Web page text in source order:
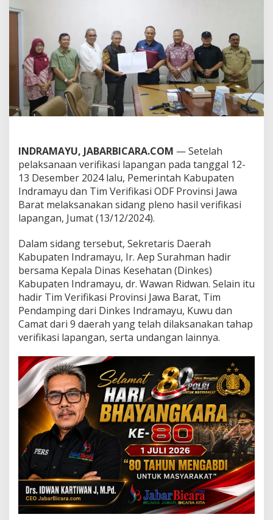
a
y
u
h
P
r
e
i
k
t
O
F
1
0
0
P
e
r
INDRAMAYU, JABARBICARA.COM — Setelah
pelaksanaan verifikasi lapangan pada tanggal 12-
13 Desember 2024 lalu, Pemerintah Kabupaten
Indramayu dan Tim Verifikasi ODF Provinsi Jawa
Barat melaksanakan sidang pleno hasil verifikasi
lapangan, Jumat (13/12/2024).
Dalam sidang tersebut, Sekretaris Daerah
Kabupaten Indramayu, Ir. Aep Surahman hadir
bersama Kepala Dinas Kesehatan (Dinkes)
Kabupaten Indramayu, dr. Wawan Ridwan. Selain itu
hadir Tim Verifikasi Provinsi Jawa Barat, Tim
Pendamping dari Dinkes Indramayu, Kuwu dan
Camat dari 9 daerah yang telah dilaksanakan tahap
verifikasi lapangan, serta undangan lainnya.